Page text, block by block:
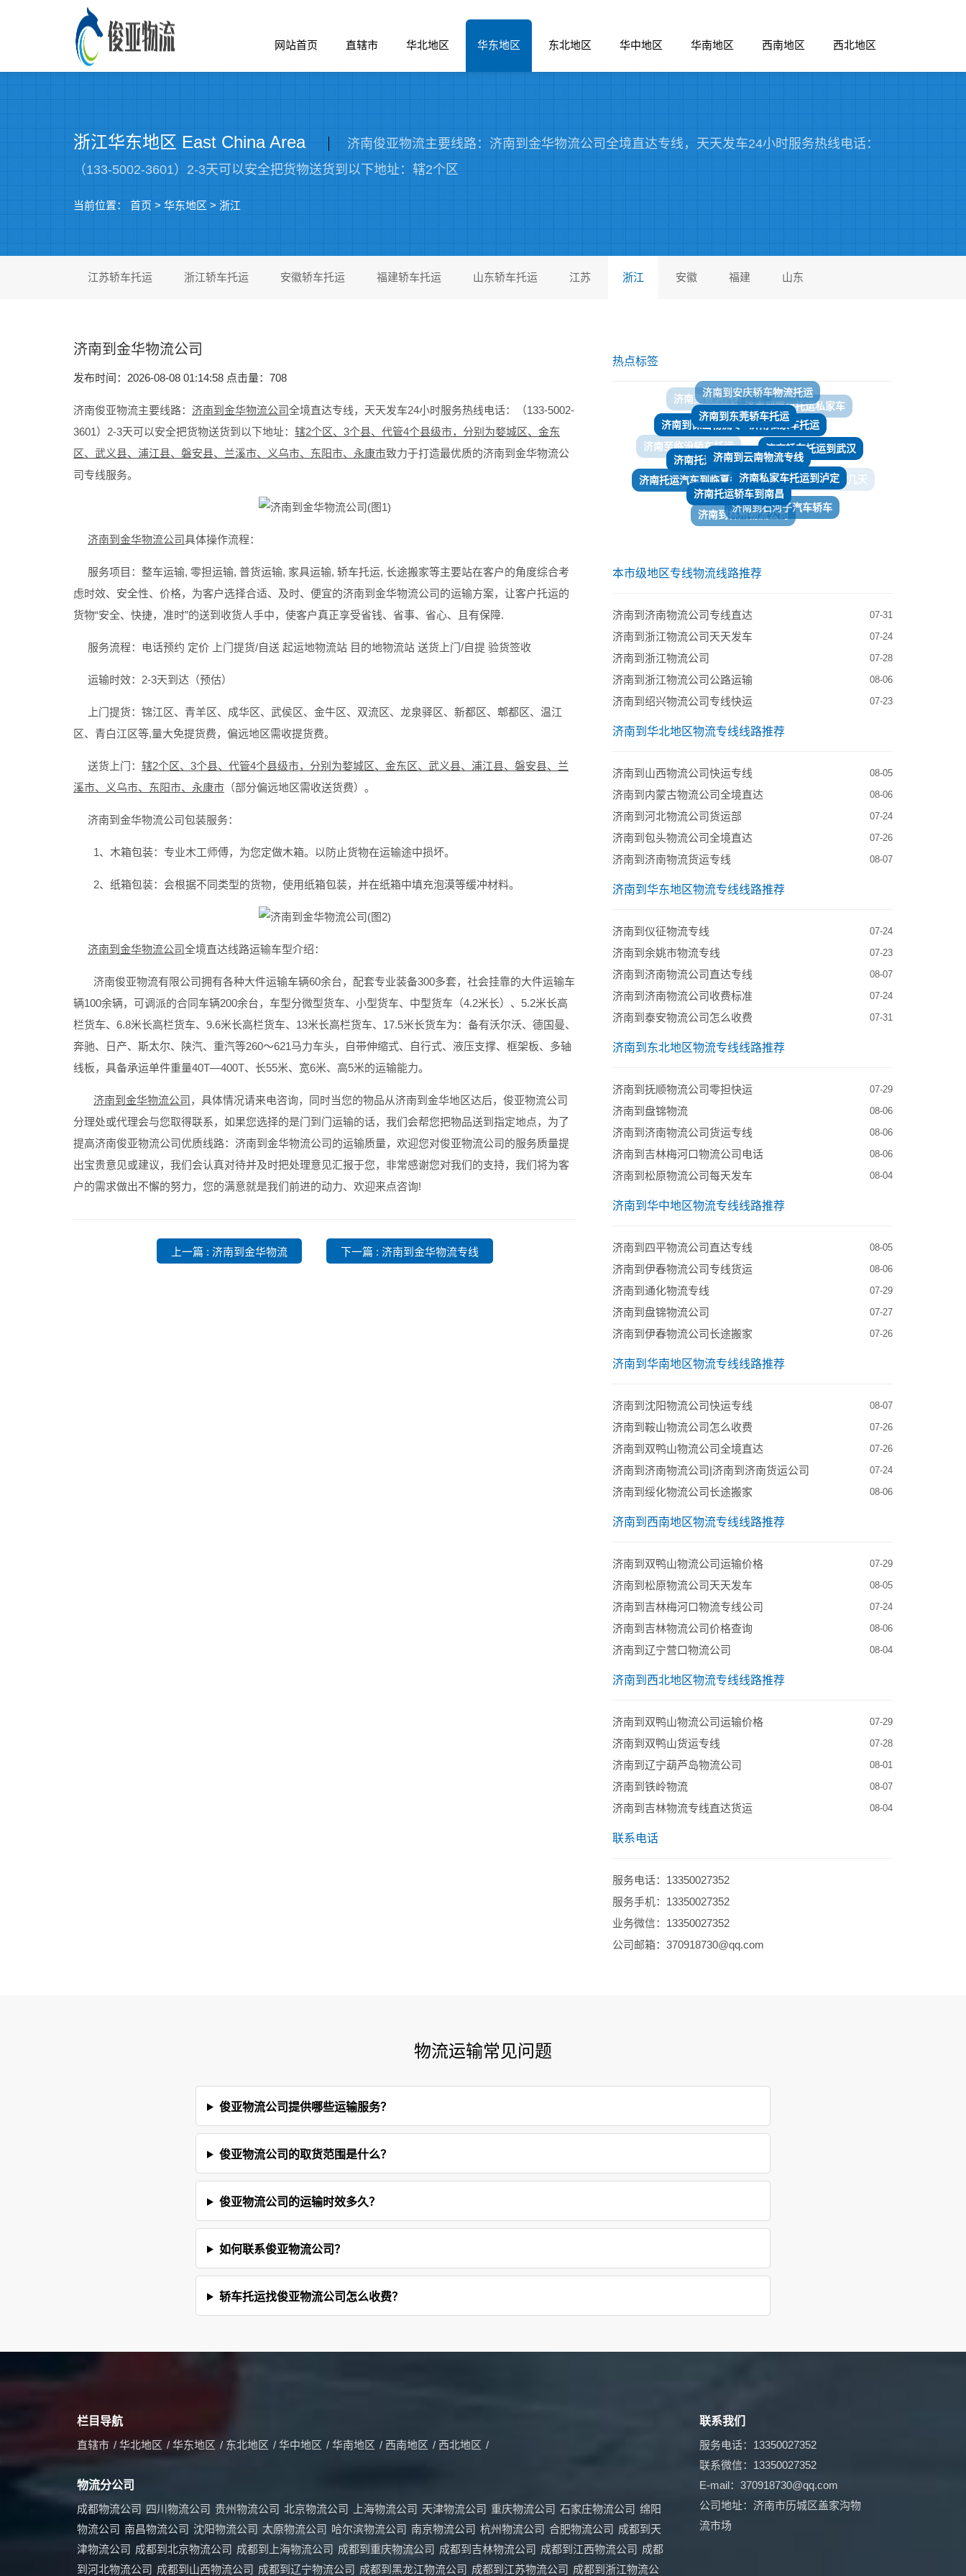
网站首页 直辖市 华北地区 华东地区 东北地区 华中地区 华南地区 西南地区 西北地区
浙江华东地区 East China Area
济南俊亚物流主要线路：济南到金华物流公司全境直达专线，天天发车24小时服务热线电话：
（133-5002-3601）2-3天可以安全把货物送货到以下地址：辖2个区
当前位置： 首页 > 华东地区 > 浙江
江苏轿车托运 浙江轿车托运 安徽轿车托运 福建轿车托运 山东轿车托运 江苏 浙江 安徽 福建 山东
济南到金华物流公司
发布时间：2026-08-08 01:14:58 点击量： 708
济南俊亚物流主要线路： 济南到金华物流公司全境直达专线，天天发车24小时服务热线电话：（133-5002-
3601）2-3天可以安全把货物送货到以下地址： 辖2个区、3个县、代管4个县级市，分别为婺城区、金东
区、武义县、浦江县、磐安县、兰溪市、义乌市、东阳市、永康市致力于打造最优质的济南到金华物流公
司专线服务。
济南到金华物流公司具体操作流程：
服务项目：整车运输, 零担运输, 普货运输, 家具运输, 轿车托运, 长途搬家等主要站在客户的角度综合考
虑时效、安全性、价格，为客户选择合适、及时、便宜的济南到金华物流公司的运输方案，让客户托运的
货物“安全、快捷，准时”的送到收货人手中，使客户真正享受省钱、省事、省心、且有保障.
服务流程：电话预约 定价 上门提货/自送 起运地物流站 目的地物流站 送货上门/自提 验货签收
运输时效：2-3天到达（预估）
上门提货：锦江区、青羊区、成华区、武侯区、金牛区、双流区、龙泉驿区、新都区、郫都区、温江
区、青白江区等,量大免提货费，偏远地区需收提货费。
送货上门： 辖2个区、3个县、代管4个县级市，分别为婺城区、金东区、武义县、浦江县、磐安县、兰
溪市、义乌市、东阳市、永康市 （部分偏远地区需收送货费）。
济南到金华物流公司包装服务：
1、木箱包装：专业木工师傅，为您定做木箱。以防止货物在运输途中损坏。
2、纸箱包装：会根据不同类型的货物，使用纸箱包装，并在纸箱中填充泡漠等缓冲材料。
济南到金华物流公司全境直达线路运输车型介绍：
济南俊亚物流有限公司拥有各种大件运输车辆60余台，配套专业装备300多套，社会挂靠的大件运输车
辆100余辆，可调派的合同车辆200余台，车型分微型货车、小型货车、中型货车（4.2米长）、5.2米长高
栏货车、6.8米长高栏货车、9.6米长高栏货车、13米长高栏货车、17.5米长货车为：备有沃尔沃、德国曼、
奔驰、日产、斯太尔、陕汽、重汽等260～621马力车头，自带伸缩式、自行式、液压支撑、框架板、多轴
线板，具备承运单件重量40T—400T、长55米、宽6米、高5米的运输能力。
济南到金华物流公司 ，具体情况请来电咨询，同时当您的物品从济南到金华地区达后，俊亚物流公司
分理处或代理会与您取得联系，如果您选择的是门到门运输的话，我们会帮您把物品送到指定地点，为了
提高济南俊亚物流公司优质线路：济南到金华物流公司的运输质量，欢迎您对俊亚物流公司的服务质量提
出宝贵意见或建议，我们会认真对待并及时把处理意见汇报于您，非常感谢您对我们的支持，我们将为客
户的需求做出不懈的努力，您的满意就是我们前进的动力、欢迎来点咨询!
上一篇 : 济南到金华物流 下一篇 : 济南到金华物流专线
热点标签
济南至临汾轿车托运
济南到保山物流专线
济南到东莞轿车托运
济南私家车托运
济南轿车托运到武汉
济南到儋州轿车托运几天
济南到保定拖运轿车
济南到文昌轿车托运
​济南到阿坝轿车托运
济南托运汽车到临夏多少钱
济南托运汽车到浙江
济南到云南物流专线
济南私家车托运到泸定
济南到石河子汽车轿车
济南到林州物流公司
济南托运轿车到南昌
本市级地区专线物流线路推荐
济南到济南物流公司专线直达 07-31
济南到浙江物流公司天天发车 07-24
济南到浙江物流公司 07-28
济南到浙江物流公司公路运输 08-06
济南到绍兴物流公司专线快运 07-23
济南到华北地区物流专线线路推荐
济南到山西物流公司快运专线 08-05
​济南到内蒙古物流公司全境直达 08-06
济南到河北物流公司货运部 07-24
​济南到包头物流公司全境直达 07-26
济南到济南物流货运专线 08-07
济南到华东地区物流专线线路推荐
济南到仪征物流专线 07-24
济南到余姚市物流专线 07-23
济南到济南物流公司直达专线 08-07
济南到济南物流公司收费标准 07-24
济南到泰安物流公司怎么收费 07-31
济南到东北地区物流专线线路推荐
济南到抚顺物流公司零担快运 07-29
济南到盘锦物流 08-06
济南到济南物流公司货运专线 08-06
济南到吉林梅河口物流公司电话 08-06
济南到松原物流公司每天发车 08-04
济南到华中地区物流专线线路推荐
济南到四平物流公司直达专线 08-05
济南到伊春物流公司专线货运 08-06
济南到通化物流专线 07-29
济南到盘锦物流公司 07-27
济南到伊春物流公司长途搬家 07-26
济南到华南地区物流专线线路推荐
济南到沈阳物流公司快运专线 08-07
济南到鞍山物流公司怎么收费 07-26
济南到双鸭山物流公司全境直达 07-26
济南到济南物流公司|济南到济南货运公司 07-24
济南到绥化物流公司长途搬家 08-06
济南到西南地区物流专线线路推荐
济南到双鸭山物流公司运输价格 07-29
​济南到松原物流公司天天发车 08-05
济南到吉林梅河口物流专线公司 07-24
济南到吉林物流公司价格查询 08-06
济南到辽宁营口物流公司 08-04
济南到西北地区物流专线线路推荐
济南到双鸭山物流公司运输价格 07-29
济南到双鸭山货运专线 07-28
济南到辽宁葫芦岛物流公司 08-01
济南到铁岭物流 08-07
济南到吉林物流专线直达货运 08-04
联系电话
服务电话：13350027352
服务手机：13350027352
业务微信：13350027352
公司邮箱：370918730@qq.com
物流运输常见问题
俊亚物流公司提供哪些运输服务？
俊亚物流公司的取货范围是什么？
俊亚物流公司的运输时效多久？
如何联系俊亚物流公司？
轿车托运找俊亚物流公司怎么收费？
栏目导航
直辖市 / 华北地区 / 华东地区 / 东北地区 / 华中地区 / 华南地区 / 西南地区 / 西北地区 /
物流分公司
成都物流公司 四川物流公司 贵州物流公司 北京物流公司 上海物流公司 天津物流公司 重庆物流公司 石家庄物流公司 绵阳
物流公司 南昌物流公司 沈阳物流公司 太原物流公司 哈尔滨物流公司 南京物流公司 杭州物流公司 合肥物流公司 成都到天
津物流公司 成都到北京物流公司 成都到上海物流公司 成都到重庆物流公司 成都到吉林物流公司 成都到江西物流公司 成都
到河北物流公司 成都到山西物流公司 成都到辽宁物流公司 成都到黑龙江物流公司 成都到江苏物流公司 成都到浙江物流公
联系我们
服务电话：13350027352
联系微信：13350027352
E-mail：370918730@qq.com
公司地址：济南市历城区盖家沟物
流市场